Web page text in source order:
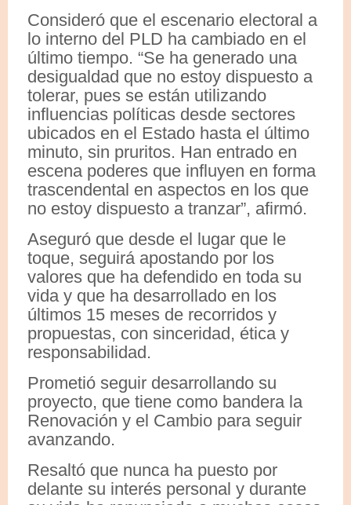
Consideró que el escenario electoral a
lo interno del PLD ha cambiado en el
último tiempo. “Se ha generado una
desigualdad que no estoy dispuesto a
tolerar, pues se están utilizando
influencias políticas desde sectores
ubicados en el Estado hasta el último
minuto, sin pruritos. Han entrado en
escena poderes que influyen en forma
trascendental en aspectos en los que
no estoy dispuesto a tranzar”, afirmó.
Aseguró que desde el lugar que le
toque, seguirá apostando por los
valores que ha defendido en toda su
vida y que ha desarrollado en los
últimos 15 meses de recorridos y
propuestas, con sinceridad, ética y
responsabilidad.
Prometió seguir desarrollando su
proyecto, que tiene como bandera la
Renovación y el Cambio para seguir
avanzando.
Resaltó que nunca ha puesto por
delante su interés personal y durante